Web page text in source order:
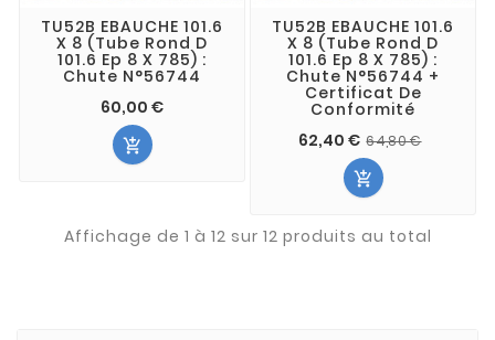
TU52B EBAUCHE 101.6
X 8 (Tube Rond D
101.6 Ep 8 X 785) :
Chute N°56744
60,00 €

TU52B EBAUCHE 101.6
X 8 (Tube Rond D
101.6 Ep 8 X 785) :
Chute N°56744 +
Certificat De
Conformité
62,40 € 64,80 €

Affichage de 1 à 12 sur 12 produits au total